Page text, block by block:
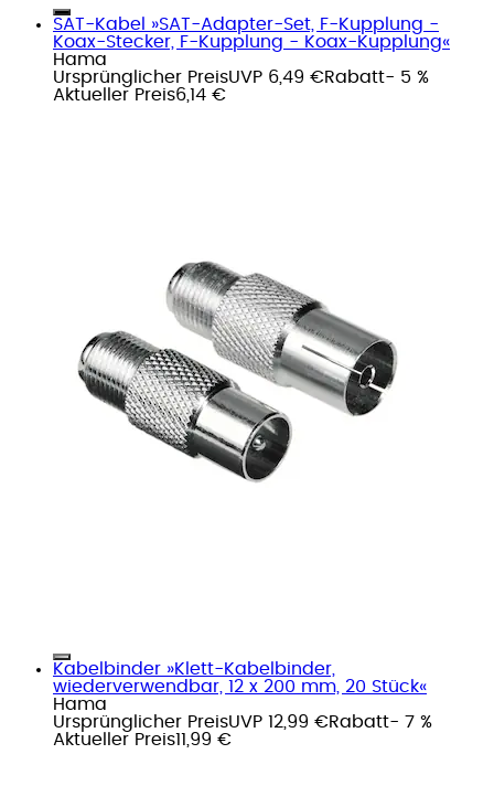
SAT-Kabel »SAT-Adapter-Set, F-Kupplung -
Koax-Stecker, F-Kupplung - Koax-Kupplung«
Hama
Ursprünglicher PreisUVP 6,49 €Rabatt- 5 %
Aktueller Preis6,14 €
Kabelbinder »Klett-Kabelbinder,
wiederverwendbar, 12 x 200 mm, 20 Stück«
Hama
Ursprünglicher PreisUVP 12,99 €Rabatt- 7 %
Aktueller Preis11,99 €